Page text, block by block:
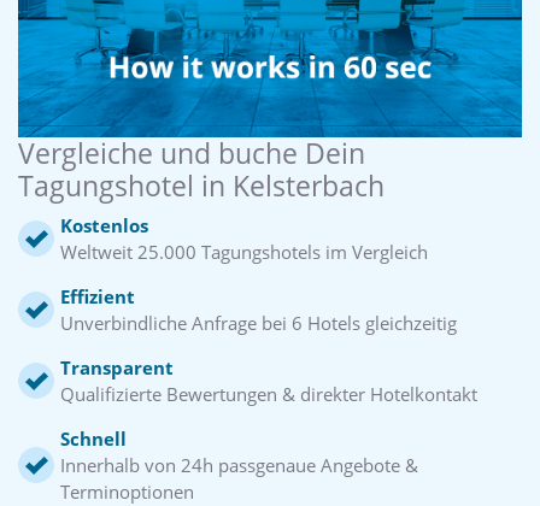
Vergleiche und buche Dein
Tagungshotel in Kelsterbach
Kostenlos
Weltweit 25.000 Tagungshotels im Vergleich
Effizient
Unverbindliche Anfrage bei 6 Hotels gleichzeitig
Transparent
Qualifizierte Bewertungen & direkter Hotelkontakt
Schnell
Innerhalb von 24h passgenaue Angebote &
Terminoptionen